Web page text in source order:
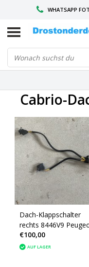
WHATSAPP
VOOR 16.00
Cabrio-
Dach-Klappschalter
rechts 8446V9
308 cc Cabrio
€100,00
AUF LAGER